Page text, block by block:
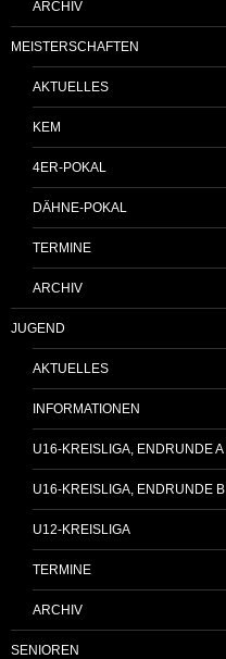
ARCHIV
MEISTERSCHAFTEN
AKTUELLES
KEM
4ER-POKAL
DÄHNE-POKAL
TERMINE
ARCHIV
JUGEND
AKTUELLES
INFORMATIONEN
U16-KREISLIGA, ENDRUNDE A
U16-KREISLIGA, ENDRUNDE B
U12-KREISLIGA
TERMINE
ARCHIV
SENIOREN